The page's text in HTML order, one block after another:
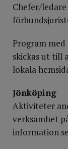
Chefer/
Program
skickas ut till
lokala
Jönköping
Aktiviteter
verksamhet
information